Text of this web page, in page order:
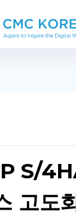
after the
S/
고도